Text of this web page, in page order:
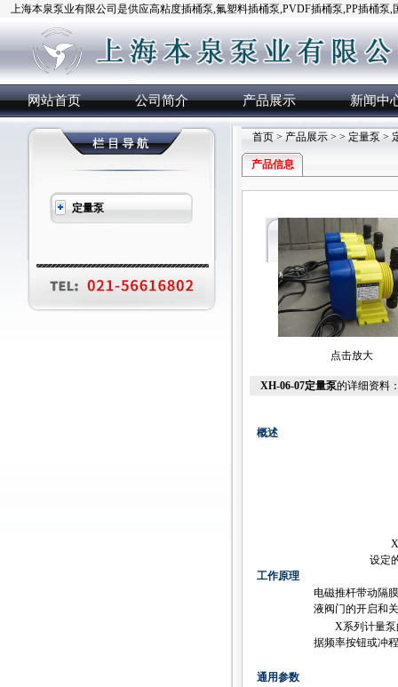
上海本泉泵业有限公司是供应高粘度插桶泵,氟塑料插桶泵,PVDF插桶泵,PP插桶泵
网站首页 公司简介 产品展示 新闻中
定量泵
首页 > 产品展示 > > 定量泵 >
产品信息
点击放大
XH-06-07定量泵的详细资料
概述
设定
工作原理
电磁推杆带动隔
液阀门的开启和
X系列计量泵的
据频率按钮或冲
通用参数